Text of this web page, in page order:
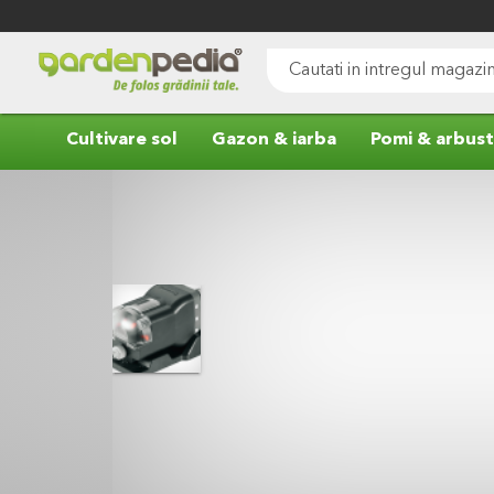
la
Continut
Cultivare sol Gazon & iarba Pomi &